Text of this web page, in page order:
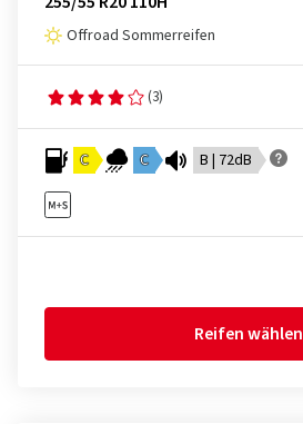
Offroad Sommerreifen
(3)
C C B | 72dB
Reifen wählen